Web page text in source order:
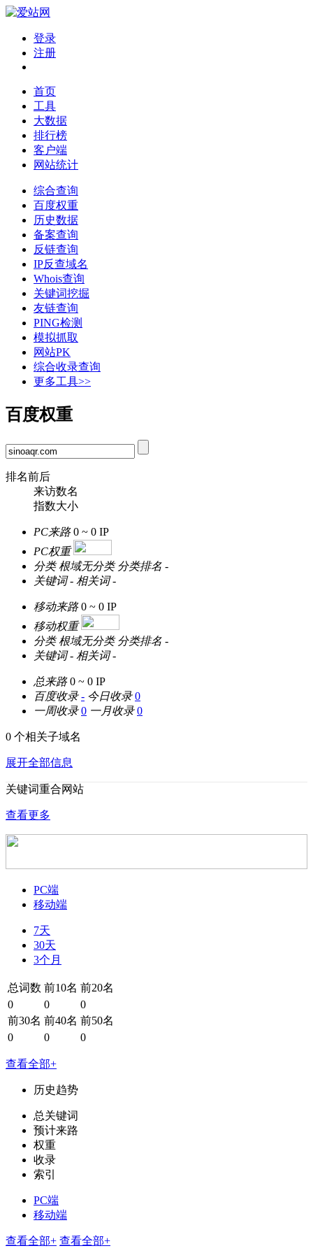
登录
注册
首页
工具
大数据
排行榜
客户端
网站统计
综合查询
百度权重
历史数据
备案查询
反链查询
IP反查域名
Whois查询
关键词挖掘
友链查询
PING检测
模拟抓取
网站PK
综合收录查询
更多工具>>
百度权重
排名前后
来访数名
指数大小
PC来路 0 ~ 0 IP
PC权重
分类 根域无分类 分类排名 -
关键词 - 相关词 -
移动来路 0 ~ 0 IP
移动权重
分类 根域无分类 分类排名 -
关键词 - 相关词 -
总来路 0 ~ 0 IP
百度收录 - 今日收录 0
一周收录 0 一月收录 0
0 个相关子域名
展开全部信息
关键词重合网站
查看更多
PC端
移动端
7天
30天
3个月
总词数 前10名 前20名
0
0
0
前30名 前40名 前50名
0
0 0
查看全部+
历史趋势
总关键词
预计来路
权重
收录
索引
PC端
移动端
查看全部+ 查看全部+